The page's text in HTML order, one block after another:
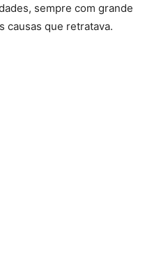
sempre com grande
causas que retratava.